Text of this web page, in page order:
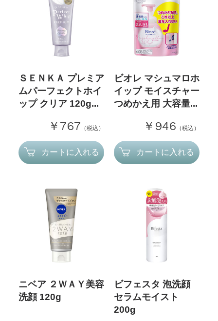
ＳＥＮＫＡ プレミア
ムパーフェクトホイ
ップ クリア 120g...
￥767 （税込）
カートに入れる
ビオレ マシュマロホ
イップ モイスチャー
つめかえ用 大容量...
￥946 （税込）
カートに入れる
ニベア ２ＷＡＹ美容
洗顔 120g
ビフェスタ 泡洗顔
セラムモイスト
200g